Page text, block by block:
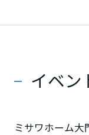
す。
イベン
ミサワホーム大